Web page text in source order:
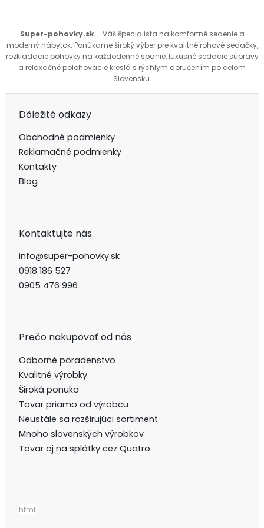
Super-pohovky.sk– Váš špecialista na komfortné sedenie a
moderný nábytok. Ponúkame široký výber pre kvalitné rohové sedačky,
rozkladacie pohovky na každodenné spanie, luxusné sedacie súpravy
a relaxačné polohovacie kreslá s rýchlym doručením po celom
Slovensku.
Dôležité odkazy
Obchodné podmienky
Reklamačné podmienky
Kontakty
Blog
Kontaktujte nás
info@super-pohovky.sk
0918 186 527
0905 476 996
Prečo nakupovať od nás
Odborné poradenstvo
Kvalitné výrobky
Široká ponuka
Tovar priamo od výrobcu
Neustále sa rozširujúci sortiment
Mnoho slovenských výrobkov
Tovar aj na splátky cez Quatro
html